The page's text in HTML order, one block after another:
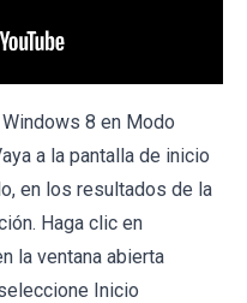
8 en Modo
a la pantalla de inicio
en los resultados de la
Haga clic en
la ventana abierta
Inicio